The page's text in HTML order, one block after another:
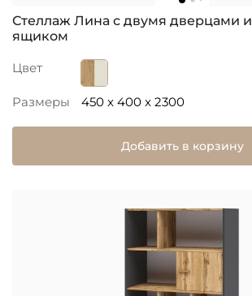
Стеллаж Лина с двумя дверцами и
ящиком
Цвет
Размеры 450 x 400 x 2300
Добавить в корзину